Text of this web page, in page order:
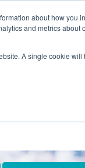
about how you
and metrics
A single cookie